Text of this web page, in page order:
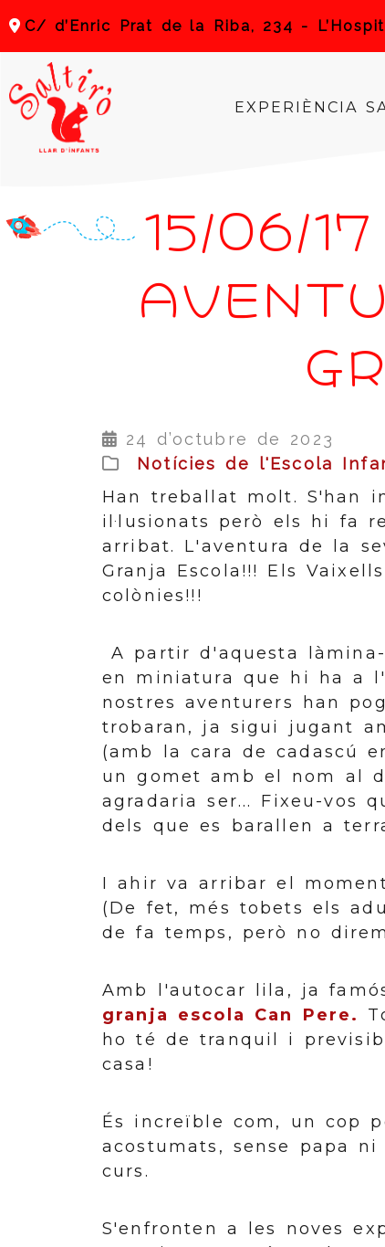
C/ d’Enric Prat de la Riba, 234 -
EXPERIÈNCIA
15/06/
24 d’octubre de 2023
Notícies de l'Escola
Han treballat molt. S'han
il·lusionats però els hi fa
arribat. L'aventura de la
Granja Escola!!! Els
colònies!!!
A partir d'aquesta
en miniatura que hi ha a
nostres aventurers han
trobaran, ja sigui jugant
(amb la cara de cadascú
un gomet amb el nom al
agradaria ser... Fixeu-vos
dels que es barallen a
I ahir va arribar el
(De fet, més tobets els
de fa temps, però no
Amb l'autocar lila, ja
granja escola Can Pere.
ho té de tranquil i
casa!
És increïble com, un cop
acostumats, sense papa
curs.
S'enfronten a les noves